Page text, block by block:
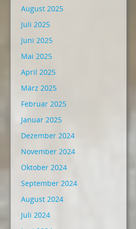
August 2025
Juli 2025
Juni 2025
Mai 2025
April 2025
März 2025
Februar 2025
Januar 2025
Dezember 2024
November 2024
Oktober 2024
September 2024
August 2024
Juli 2024